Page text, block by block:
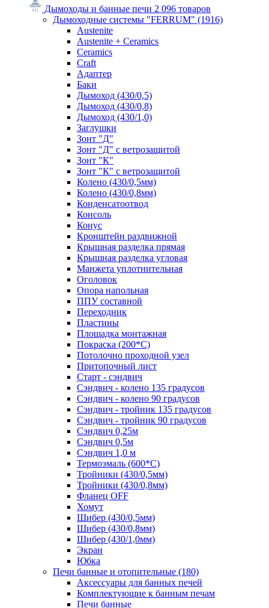
Дымоходы и банные печи 2 096 товаров
Дымоходные системы "FERRUM" (1916)
Austenite
Austenite + Ceramics
Ceramics
Craft
Адаптер
Баки
Дымоход (430/0,5)
Дымоход (430/0,8)
Дымоход (430/1,0)
Заглушки
Зонт "Д"
Зонт "Д" с ветрозащитой
Зонт "К"
Зонт "К" с ветрозащитой
Колено (430/0,5мм)
Колено (430/0,8мм)
Конденсатоотвод
Консоль
Конус
Кронштейн раздвижной
Крышная разделка прямая
Крышная разделка угловая
Манжета уплотнительная
Оголовок
Опора напольная
ППУ составной
Переходник
Пластины
Площадка монтажная
Покраска (200*С)
Потолочно проходной узел
Притопочный лист
Старт - сэндвич
Сэндвич - колено 135 градусов
Сэндвич - колено 90 градусов
Сэндвич - тройник 135 градусов
Сэндвич - тройник 90 градусов
Сэндвич 0,25м
Сэндвич 0,5м
Сэндвич 1,0 м
Термоэмаль (600*С)
Тройники (430/0,5мм)
Тройники (430/0,8мм)
Фланец OFF
Хомут
Шибер (430/0,5мм)
Шибер (430/0,8мм)
Шибер (430/1,0мм)
Экран
Юбка
Печи банные и отопительные (180)
Аксессуары для банных печей
Комплектующие к банным печам
Печи банные